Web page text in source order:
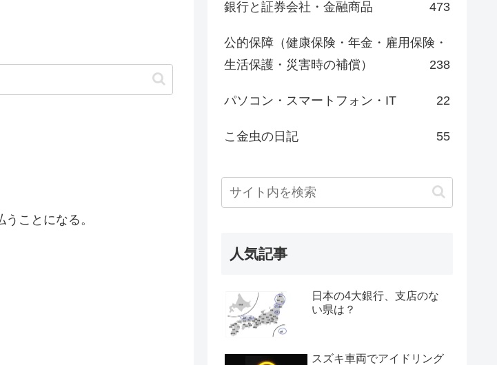
ことになる。
銀行と証券会社・金融商品 473
公的保障（健康保険・年金・雇用保険・
生活保護・災害時の補償）
238
パソコン・スマートフォン・IT 22
こ金虫の日記 55
人気記事
日本の4大銀行、支店のな
い県は？
スズキ車両でアイドリング